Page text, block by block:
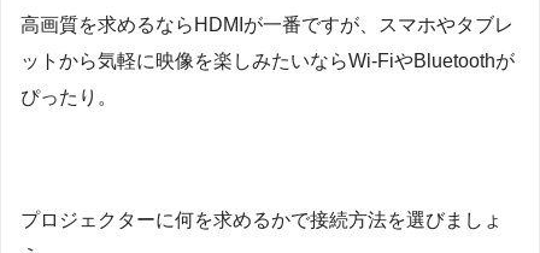
高画質を求めるならHDMIが一番ですが、スマホやタブレ
ットから気軽に映像を楽しみたいならWi-FiやBluetoothが
ぴったり。
プロジェクターに何を求めるかで接続方法を選びましょ